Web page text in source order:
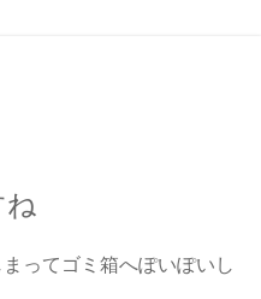
ってゴミ箱へぽいぽいし